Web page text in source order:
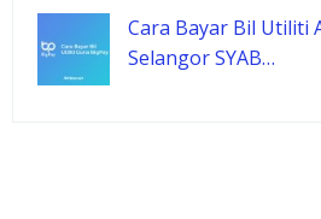
Cara Bayar Bil Utiliti
Selangor SYAB…